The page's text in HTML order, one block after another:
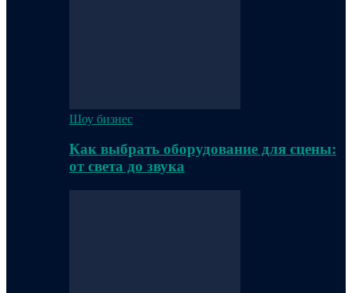
Шоу бизнес
Как выбрать оборудование для сцены:
от света до звука